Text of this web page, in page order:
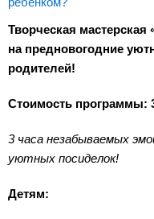
Творческая мастерская
на предновогодние
родителей!
Стоимость программы:
3 часа незабываемых
уютных посиделок!
Детям: